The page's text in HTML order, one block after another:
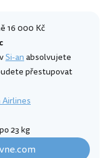
16 000 Kč
Si-anabsolvujete
přestupovat
Airlines
23 kg